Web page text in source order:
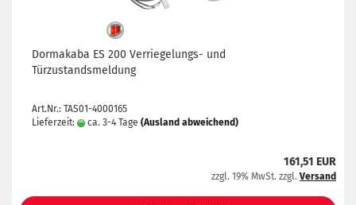
Dormakaba ES 200 Verriegelungs- und
Türzustandsmeldung
Art.Nr.: TAS01-4000165
Lieferzeit:
ca. 3-4 Tage (Ausland abweichend)
161,51 EUR
zzgl. 19% MwSt. zzgl. Versand